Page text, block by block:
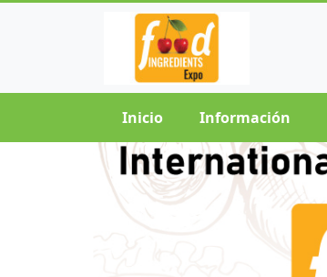
Inicio Información